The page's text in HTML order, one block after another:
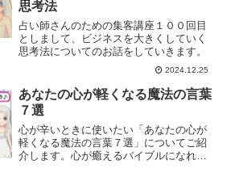
思考法
占い師さんのための集客講座１００回目
としまして、ビジネスを大きくしていく
思考法についてのお話をしていきます。
2024.12.25
あなたの心が軽くなる魔法の言葉
７選
心が辛いときに使いたい「あなたの心が
軽くなる魔法の言葉７選」についてご紹
介します。心が癒えるバイブルになれば